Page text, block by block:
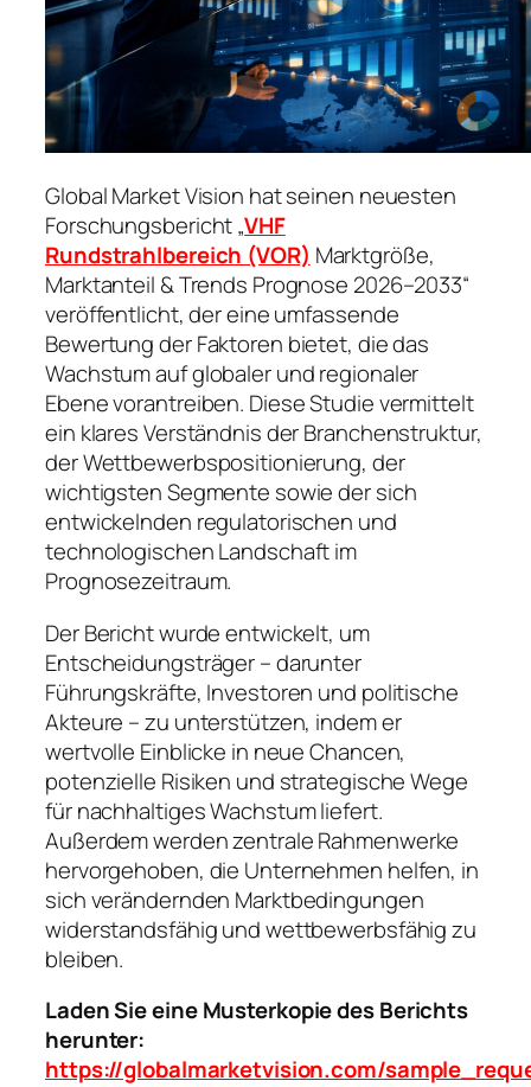
Global Market Vision hat seinen neuesten
Forschungsbericht „VHF
Rundstrahlbereich (VOR) Marktgröße,
Marktanteil & Trends Prognose 2026–2033“
veröffentlicht, der eine umfassende
Bewertung der Faktoren bietet, die das
Wachstum auf globaler und regionaler
Ebene vorantreiben. Diese Studie vermittelt
ein klares Verständnis der Branchenstruktur,
der Wettbewerbspositionierung, der
wichtigsten Segmente sowie der sich
entwickelnden regulatorischen und
technologischen Landschaft im
Prognosezeitraum.
Der Bericht wurde entwickelt, um
Entscheidungsträger – darunter
Führungskräfte, Investoren und politische
Akteure – zu unterstützen, indem er
wertvolle Einblicke in neue Chancen,
potenzielle Risiken und strategische Wege
für nachhaltiges Wachstum liefert.
Außerdem werden zentrale Rahmenwerke
hervorgehoben, die Unternehmen helfen, in
sich verändernden Marktbedingungen
widerstandsfähig und wettbewerbsfähig zu
bleiben.
Laden Sie eine Musterkopie des Berichts
herunter:
https://globalmarketvision.com/